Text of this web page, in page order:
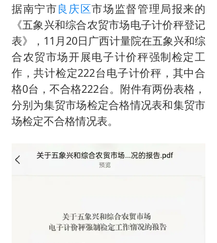
据南宁市良庆区市场监督管理局报来的
《五象兴和综合农贸市场电子计价秤登记
表》，11月20日广西计量院在五象兴和综
合农贸市场开展电子计价秤强制检定工
作，共计检定222台电子计价秤，其中合
格0台，不合格222台。附件有两份表格，
分别为集贸市场检定合格情况表和集贸市
场检定不合格情况表。